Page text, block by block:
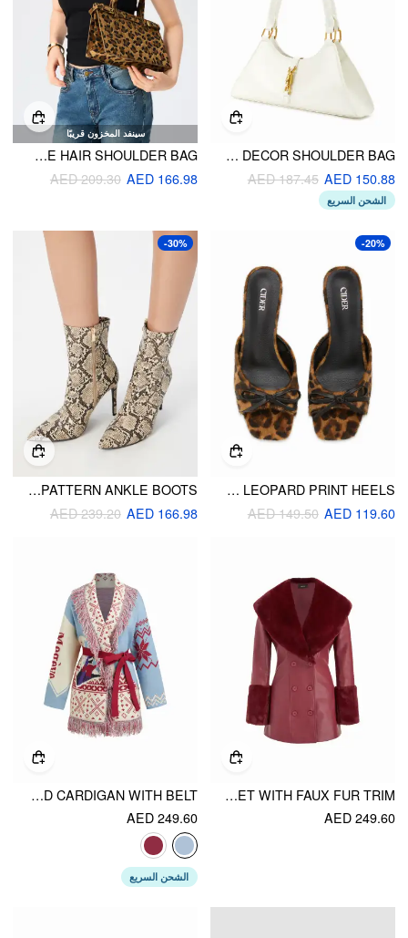
PUSH-LOCK DECOR SHOULDER BAG
AED 150.88
AED 187.45
الشحن السريع
سينفد المخزون قريبًا
LEOPARD PRINT BELTED FAUX HORSE HAIR SHOULDER BAG
AED 166.98
AED 209.30
-20%
BOWKNOT LEOPARD PRINT HEELS
AED 119.60
AED 149.50
-30%
POINTED-TOE SNAKE PATTERN ANKLE BOOTS
AED 166.98
AED 239.20
FAUX LEATHER DOUBLE BREASTED JACKET WITH FAUX FUR TRIM
AED 249.60
KNIT COLLAR PATTERN COLORBLOCK TASSEL OVERSIZED CARDIGAN WITH BELT
AED 249.60
الشحن السريع